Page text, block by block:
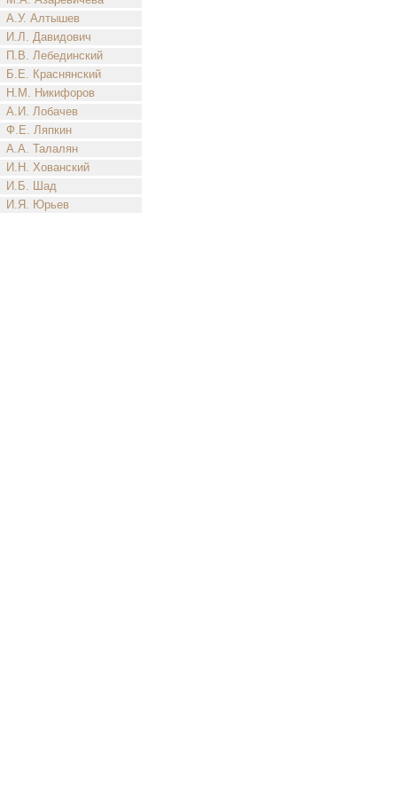
А.У. Алтышев
И.Л. Давидович
П.В. Лебединский
Б.Е. Краснянский
Н.М. Никифоров
А.И. Лобачев
Ф.Е. Ляпкин
А.А. Талалян
И.Н. Хованский
И.Б. Шад
И.Я. Юрьев